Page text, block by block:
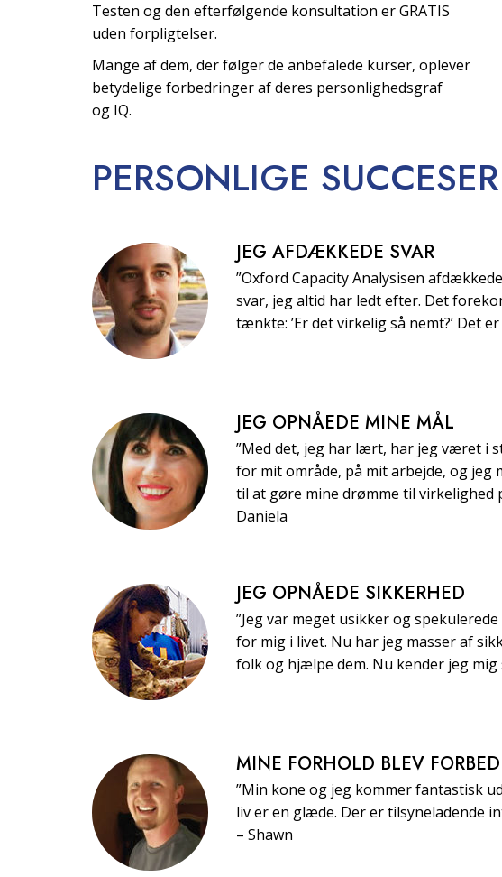
Testen og den efterfølgende konsultation er GRATIS
uden forpligtelser.
Mange af dem, der følger de anbefalede kurser, oplever
betydelige forbedringer af deres personlighedsgraf
og IQ.
PERSONLIGE SUCCESER
JEG AFDÆKKEDE SVAR
”Oxford Capacity Analysisen
svar, jeg altid har ledt efter. Det
tænkte: ’Er det virkelig så nemt?’ Det
JEG OPNÅEDE MINE MÅL
”Med det, jeg har lært, har jeg været i
for mit område, på mit arbejde, og jeg
til at gøre mine drømme til virkelighed
Daniela
JEG OPNÅEDE SIKKERHED
”Jeg var meget usikker og
for mig i livet. Nu har jeg masser af
folk og hjælpe dem. Nu kender jeg mig
MINE FORHOLD BLEV
”Min kone og jeg kommer fantastisk
liv er en glæde. Der er tilsyneladende
– Shawn